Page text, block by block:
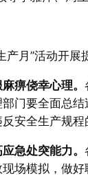
月”活动开展
痹侥幸心理。
门要全面总
安全生产规程
急处突能力。
场模拟，做